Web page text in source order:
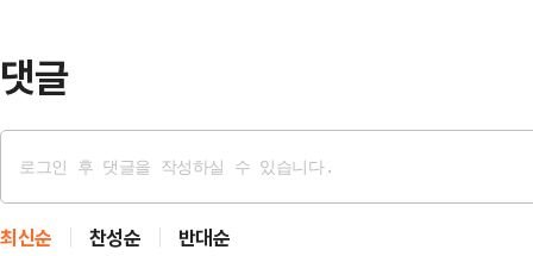
댓글
최신순 찬성순 반대순